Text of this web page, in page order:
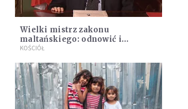
Wielki mistrz zakonu
maltańskiego: odnowić i
pogłębić misję zakonu
KOŚCIÓŁ